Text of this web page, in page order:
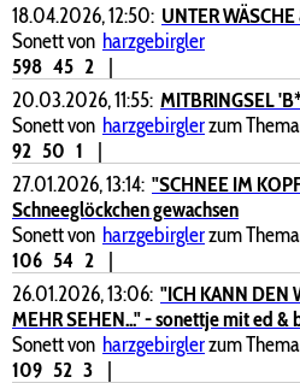
18.04.2026, 12:50: UNTER
Sonett von harzgebirgler
598 45 2
|
20.03.2026, 11:55: MITBRINGSEL
Sonett von harzgebirglerzum
92 50 1
|
27.01.2026, 13:14: "SCHNEE IM
Schneeglöckchen gewachsen
Sonett von harzgebirglerzum
106 54 2
|
26.01.2026, 13:06: "ICH KANN DEN
MEHR SEHEN..." - sonettje mit ed &
Sonett von harzgebirglerzum
109 52 3
|